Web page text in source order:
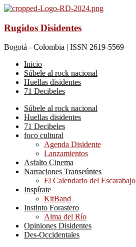
Rugidos Disidentes
Bogotá - Colombia | ISSN 2619-5569
Inicio
Súbele al rock nacional
Huellas disidentes
71 Decibeles
Súbele al rock nacional
Huellas disidentes
71 Decibeles
foco cultural
Agenda Disidente
Lanzamientos
Asfalto Cinema
Narraciones Transeúntes
El Calendario del Escarabajo
Inspírate
KitBand
Instinto Forastero
Alma del Río
Opiniones Disidentes
Des-Occidentales